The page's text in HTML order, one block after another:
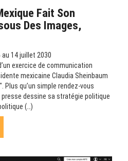
Fait Son
Des Images,
au 14 juillet 2030
exercice de communication
mexicaine Claudia Sheinbaum
Plus qu’un simple rendez-vous
dessine sa stratégie politique
(…)